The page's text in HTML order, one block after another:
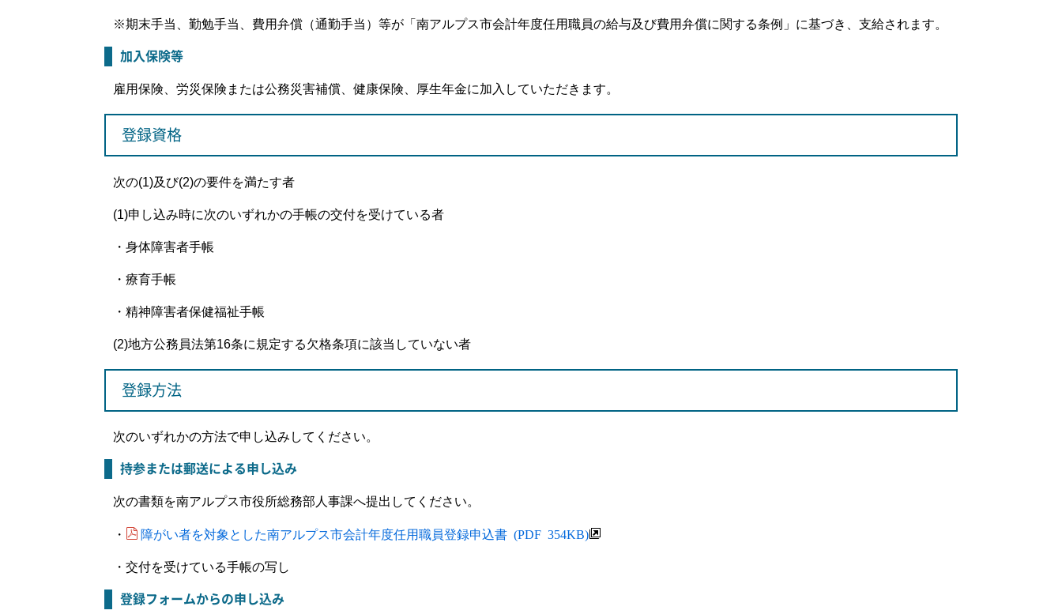
※期末手当、勤勉手当、費用弁償（通勤手当）等が「南アルプス市会計年度任用職員の給与及び費用弁償に関する条例」に基づき、支給されます。
加入保険等
雇用保険、労災保険または公務災害補償、健康保険、厚生年金に加入していただきます。
登録資格
次の(1)及び(2)の要件を満たす者
(1)申し込み時に次のいずれかの手帳の交付を受けている者
・身体障害者手帳
・療育手帳
・精神障害者保健福祉手帳
(2)地方公務員法第16条に規定する欠格条項に該当していない者
登録方法
次のいずれかの方法で申し込みしてください。
持参または郵送による申し込み
次の書類を南アルプス市役所総務部人事課へ提出してください。
・ 障がい者を対象とした南アルプス市会計年度任用職員登録申込書 (PDF 354KB)
・交付を受けている手帳の写し
登録フォームからの申し込み